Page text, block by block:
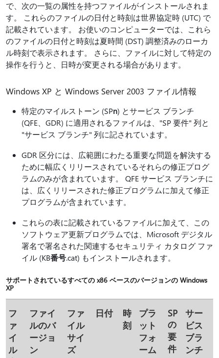
で、次の一覧の属性を持つファイルがインストールされま
す。 これらのファイルの日付と時刻は世界協定時 (UTC) で
記載されています。 お使いのコンピューターでは、これら
のファイルの日付と時刻は夏時間 (DST) 調整済みのローカ
ル時刻で表示されます。 さらに、ファイルに対して特定の
操作を行うと、日時が変更される場合があります。
Windows XP と Windows Server 2003 ファイル情報
特定のマイルストーン (SPn) とサービス ブランチ
(QFE、GDR) に適用されるファイルは、"SP 要件" 列と
"サービス ブランチ" 列に記されています。
GDR 区分には、広範囲にわたる重要な問題を解決する
ために幅広くリリースされているそれらの修正プログ
ラムのみが含まれています。 QFE サービス ブランチに
は、広くリリースされた修正プログラムに加えて修正
プログラムが含まれています。
これらの表に記載されているファイルに加えて、この
ソフトウェア更新プログラムでは、Microsoft デジタル
署名で署名された関連するセキュリティ カタログ ファ
イル (KB番号.cat) もインストールされます。
サポートされているすべての x86 ベースのバージョンの Windows
XP
フ
ァ
イ
ル
ファイ
ルのバ
ージョ
ン
ファ
イル
サイ
ズ
日付
時
刻
プラ
ット
フォ
ーム
SP
の
要
件
サー
ビス
ブラ
ンチ